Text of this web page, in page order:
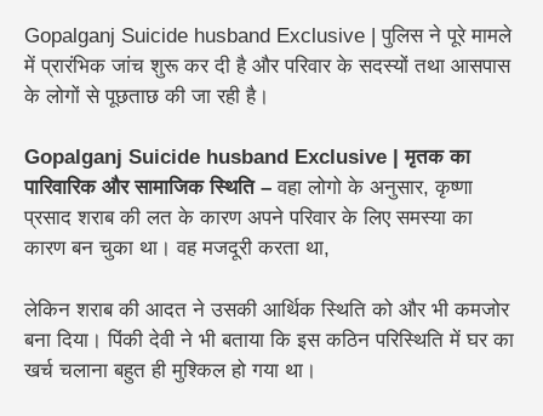
Gopalganj Suicide husband Exclusive | पुलिस ने पूरे मामले
में प्रारंभिक जांच शुरू कर दी है और परिवार के सदस्यों तथा आसपास
के लोगों से पूछताछ की जा रही है।
Gopalganj Suicide husband Exclusive | मृतक का
पारिवारिक और सामाजिक स्थिति –वहा लोगो के अनुसार, कृष्णा
प्रसाद शराब की लत के कारण अपने परिवार के लिए समस्या का
कारण बन चुका था। वह मजदूरी करता था,
लेकिन शराब की आदत ने उसकी आर्थिक स्थिति को और भी कमजोर
बना दिया। पिंकी देवी ने भी बताया कि इस कठिन परिस्थिति में घर का
खर्च चलाना बहुत ही मुश्किल हो गया था।